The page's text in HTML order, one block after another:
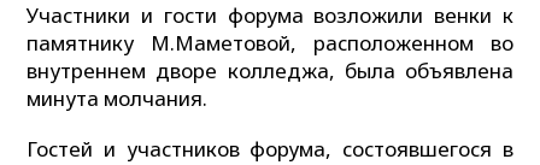
Участники и гости форума возложили венки к
памятнику М.Маметовой, расположенном во
внутреннем дворе колледжа, была объявлена
минута молчания.
Гостей и участников форума, состоявшегося в